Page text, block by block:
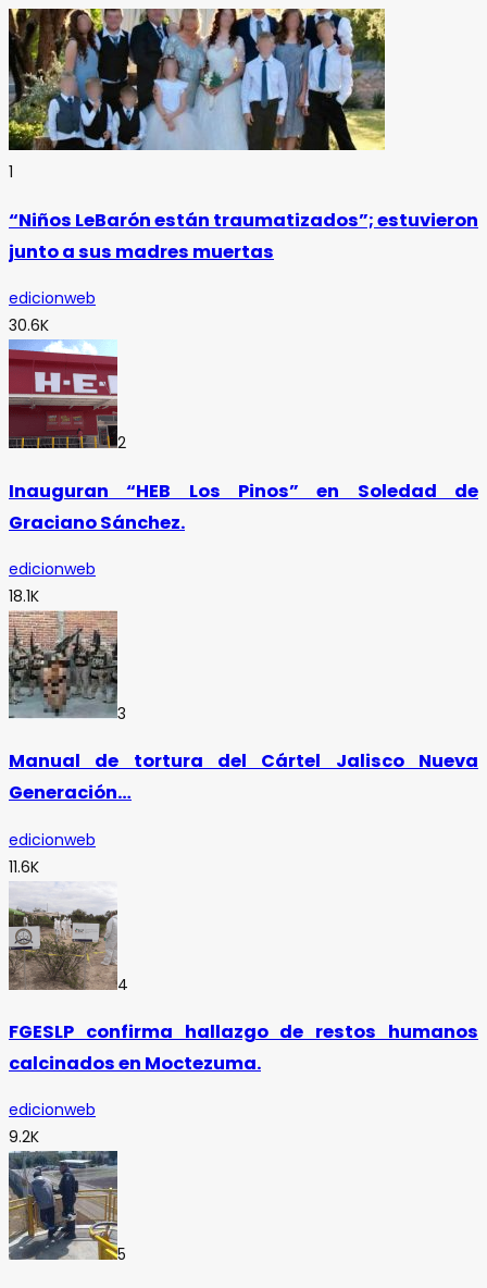
1
“Niños LeBarón están traumatizados”; estuvieron
junto a sus madres muertas
edicionweb
30.6K
2
Inauguran “HEB Los Pinos” en Soledad de
Graciano Sánchez.
edicionweb
18.1K
3
Manual de tortura del Cártel Jalisco Nueva
Generación…
edicionweb
11.6K
4
FGESLP confirma hallazgo de restos humanos
calcinados en Moctezuma.
edicionweb
9.2K
5